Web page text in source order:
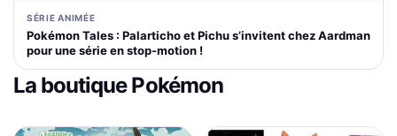
SÉRIE ANIMÉE
Pokémon Tales : Palarticho et Pichu s’invitent chez Aardman
pour une série en stop-motion !
La boutique Pokémon